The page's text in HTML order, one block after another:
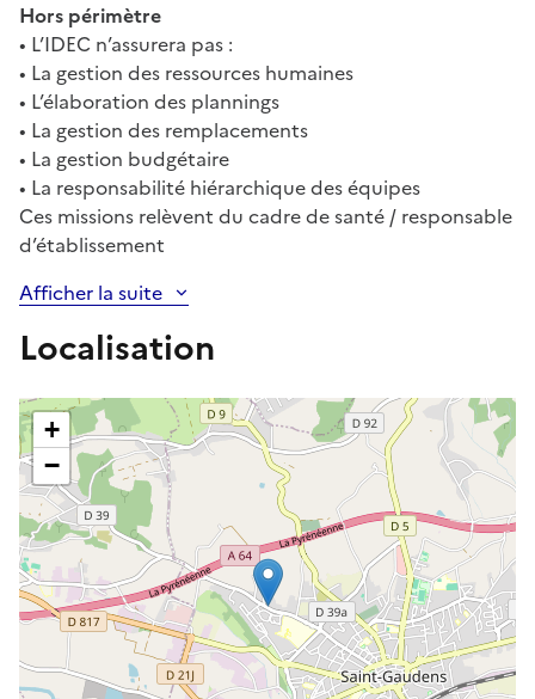
Hors périmètre
• L’IDEC n’assurera pas :
• La gestion des ressources humaines
• L’élaboration des plannings
• La gestion des remplacements
• La gestion budgétaire
• La responsabilité hiérarchique des équipes
Ces missions relèvent du cadre de santé / responsable
d’établissement
Afficher la suite
Localisation
+
−